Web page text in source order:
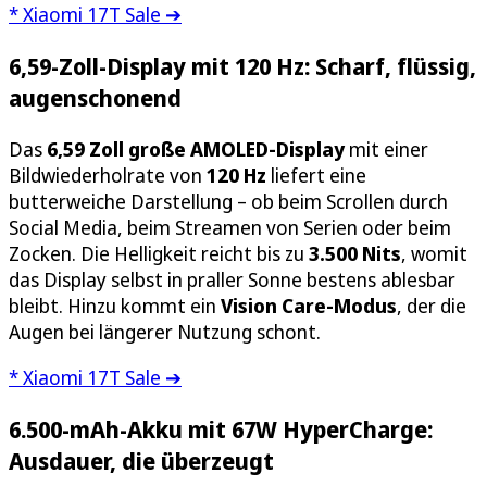
* Xiaomi 17T Sale ➔
6,59-Zoll-Display mit 120 Hz: Scharf, flüssig,
augenschonend
Das 6,59 Zoll große AMOLED-Displaymit einer
Bildwiederholrate von 120 Hz liefert eine
butterweiche Darstellung – ob beim Scrollen durch
Social Media, beim Streamen von Serien oder beim
Zocken. Die Helligkeit reicht bis zu 3.500 Nits, womit
das Display selbst in praller Sonne bestens ablesbar
bleibt. Hinzu kommt ein Vision Care-Modus, der die
Augen bei längerer Nutzung schont.
* Xiaomi 17T Sale ➔
6.500-mAh-Akku mit 67W HyperCharge:
Ausdauer, die überzeugt